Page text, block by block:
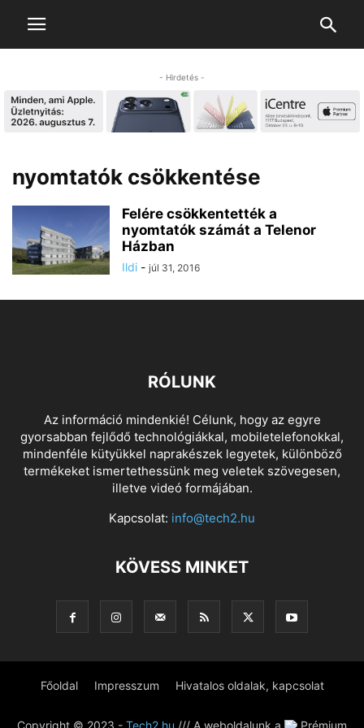
- Hirdetés -
nyomtatók csökkentése
Felére csökkentették a
nyomtatók számát a Telenor
Házban
Ildi - júl 31, 2016
RÓLUNK
Az információ mindenkié! Célunk, hogy az egyre
gyorsabban fejlődő technológiákkal, mobiletelefonokkal,
mindenféle kütyükkel naprakészek legyetek, különböző
termékeket ismertethessünk meg veletek szövegesen,
illetve videó formájában.
Kapcsolat: info@tech2.hu
KÖVESS MINKET
Főoldal Impresszum Hivatalos oldalak, kapcsolat